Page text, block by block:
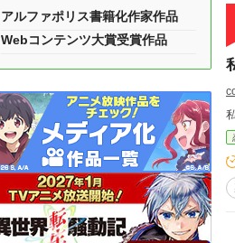
アルファポリス書籍化作家作品
Webコンテンツ大賞受賞作品